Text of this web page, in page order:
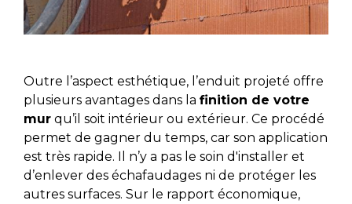
Outre l’aspect esthétique, l’enduit projeté offre
plusieurs avantages dans la finition de votre
murqu’il soit intérieur ou extérieur. Ce procédé
permet de gagner du temps, car son application
est très rapide. Il n’y a pas le soin d'installer et
d’enlever des échafaudages ni de protéger les
autres surfaces. Sur le rapport économique,